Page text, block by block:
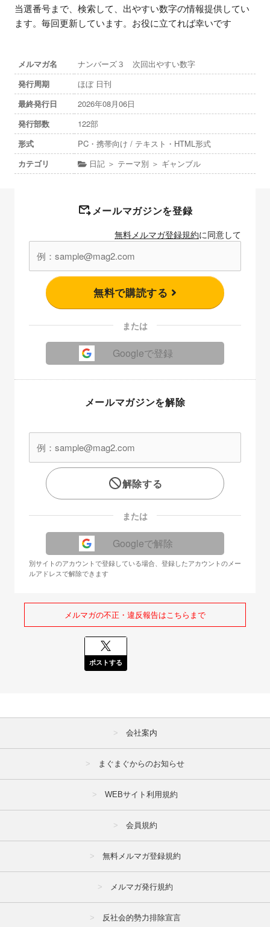
当選番号まで、検索して、出やすい数字の情報提供してい
ます。毎回更新しています。お役に立てれば幸いです
メルマガ名
ナンバーズ３ 次回出やすい数字
発行周期
ほぼ 日刊
最終発行日
2026年08月06日
発行部数
122部
形式
PC・携帯向け / テキスト・HTML形式
カテゴリ
日記 ＞ テーマ別 ＞ ギャンブル
メールマガジンを登録
無料メルマガ登録規約に同意して
無料で購読する
または
Googleで登録
メールマガジンを解除
解除する
または
Googleで解除
別サイトのアカウントで登録している場合、登録したアカウントのメー
ルアドレスで解除できます
メルマガの不正・違反報告はこちらまで
ポストする
会社案内
まぐまぐからのお知らせ
WEBサイト利用規約
会員規約
無料メルマガ登録規約
メルマガ発行規約
反社会的勢力排除宣言